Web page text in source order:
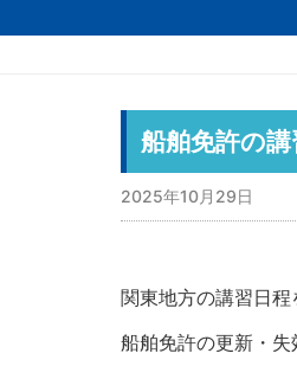
船舶免許の
2025年10月29日
関東地方の講習日程
船舶免許の更新・失